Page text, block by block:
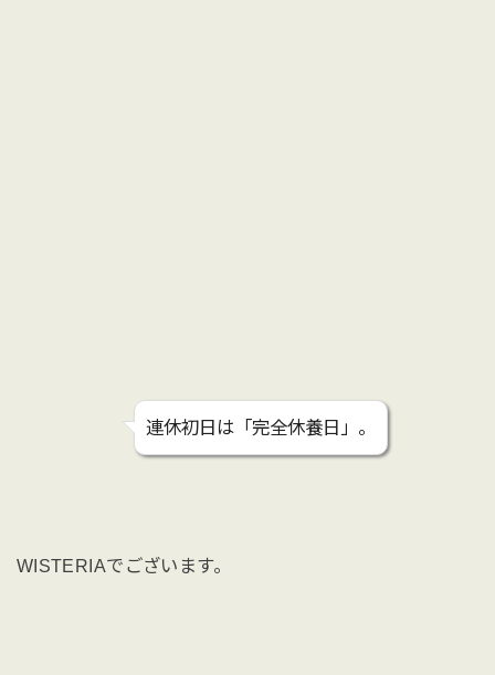
連休初日は「完全休養日」。
WISTERIAでございます。